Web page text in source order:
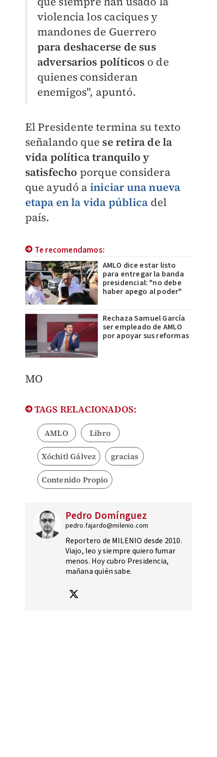
violencia los caciques y
mandones de Guerrero
para deshacerse de sus
adversarios políticos o de
quienes consideran
enemigos", apuntó.
El Presidente termina su texto
señalando que se retira de la
vida política tranquilo y
satisfecho porque considera
que ayudó a iniciar una nueva
etapa en la vida pública del
país.
Te recomendamos:
AMLO dice estar listo
para entregar la banda
presidencial: "no debe
haber apego al poder"
Rechaza Samuel García
ser empleado de AMLO
por apoyar sus reformas
MO
TAGS RELACIONADOS:
AMLO Libro
Xóchitl Gálvez gracias
Contenido Propio
Pedro Domínguez
pedro.fajardo@milenio.com
Reportero de MILENIO desde 2010.
Viajo, leo y siempre quiero fumar
menos. Hoy cubro Presidencia,
mañana quién sabe.